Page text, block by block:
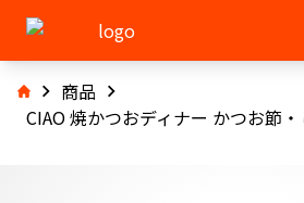
商品
CIAO 焼かつおディナー かつお節